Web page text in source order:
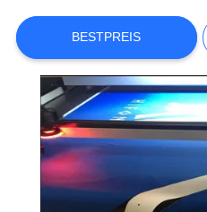
JETZT.
COMPANY
NEWS
SITEMAP
BESTPREIS